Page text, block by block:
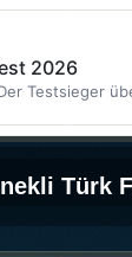
Türk
2026
Testsieger